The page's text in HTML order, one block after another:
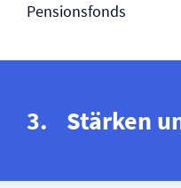
Pensionsfonds
Stärken